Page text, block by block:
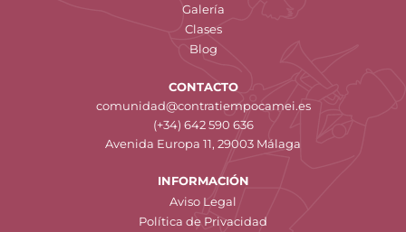
Galería
Clases
Blog
CONTACTO
comunidad@contratiempocamei.es
(+34) 642 590 636
Avenida Europa 11, 29003 Málaga
INFORMACIÓN
Aviso Legal
Política de Privacidad